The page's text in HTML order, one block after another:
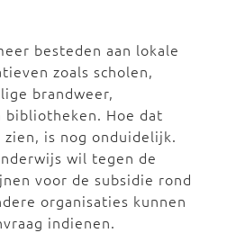
besteden aan lokale
zoals scholen,
brandweer,
bibliotheken. Hoe dat
is nog onduidelijk.
wil tegen de
voor de subsidie rond
organisaties kunnen
indienen.